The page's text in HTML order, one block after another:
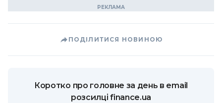
ПОДІЛИТИСЯ НОВИНОЮ
Коротко про головне за день в email
розсилці finance.ua